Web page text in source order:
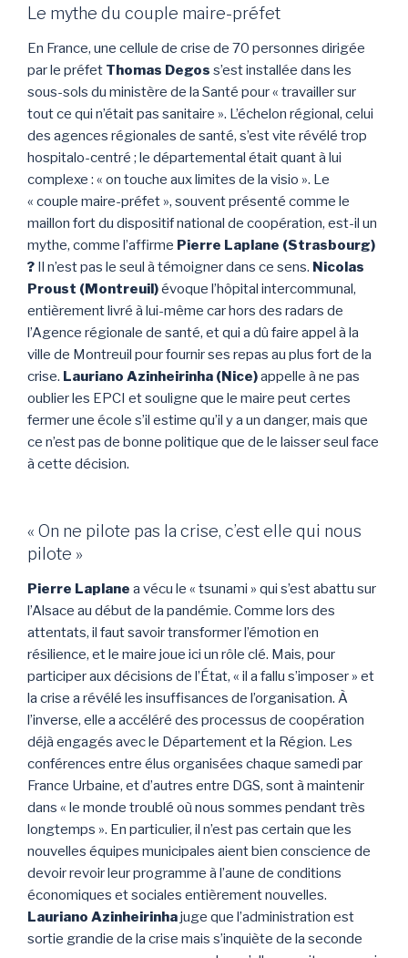
Le mythe du couple maire-préfet
En France, une cellule de crise de 70 personnes dirigée
par le préfet Thomas Degos s’est installée dans les
sous-sols du ministère de la Santé pour « travailler sur
tout ce qui n’était pas sanitaire ». L’échelon régional, celui
des agences régionales de santé, s’est vite révélé trop
hospitalo-centré ; le départemental était quant à lui
complexe : « on touche aux limites de la visio ». Le
« couple maire-préfet », souvent présenté comme le
maillon fort du dispositif national de coopération, est-il un
mythe, comme l’affirme Pierre Laplane (Strasbourg)
? Il n’est pas le seul à témoigner dans ce sens. Nicolas
Proust (Montreuil)évoque l’hôpital intercommunal,
entièrement livré à lui-même car hors des radars de
l’Agence régionale de santé, et qui a dû faire appel à la
ville de Montreuil pour fournir ses repas au plus fort de la
crise. Lauriano Azinheirinha (Nice)appelle à ne pas
oublier les EPCI et souligne que le maire peut certes
fermer une école s’il estime qu’il y a un danger, mais que
ce n’est pas de bonne politique que de le laisser seul face
à cette décision.
« On ne pilote pas la crise, c’est elle qui nous
pilote »
Pierre Laplane a vécu le « tsunami » qui s’est abattu sur
l’Alsace au début de la pandémie. Comme lors des
attentats, il faut savoir transformer l’émotion en
résilience, et le maire joue ici un rôle clé. Mais, pour
participer aux décisions de l’État, « il a fallu s’imposer » et
la crise a révélé les insuffisances de l’organisation. À
l’inverse, elle a accéléré des processus de coopération
déjà engagés avec le Département et la Région. Les
conférences entre élus organisées chaque samedi par
France Urbaine, et d’autres entre DGS, sont à maintenir
dans « le monde troublé où nous sommes pendant très
longtemps ». En particulier, il n’est pas certain que les
nouvelles équipes municipales aient bien conscience de
devoir revoir leur programme à l’aune de conditions
économiques et sociales entièrement nouvelles.
Lauriano Azinheirinhajuge que l’administration est
sortie grandie de la crise mais s’inquiète de la seconde